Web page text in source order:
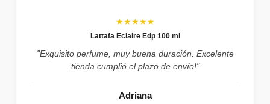
★★★★★
Lattafa Eclaire Edp 100 ml
"Exquisito perfume, muy buena duración. Excelente
tienda cumplió el plazo de envío!"
Adriana